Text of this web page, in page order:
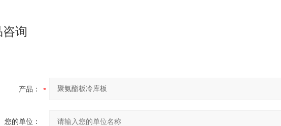
询
产品：
您的单位：